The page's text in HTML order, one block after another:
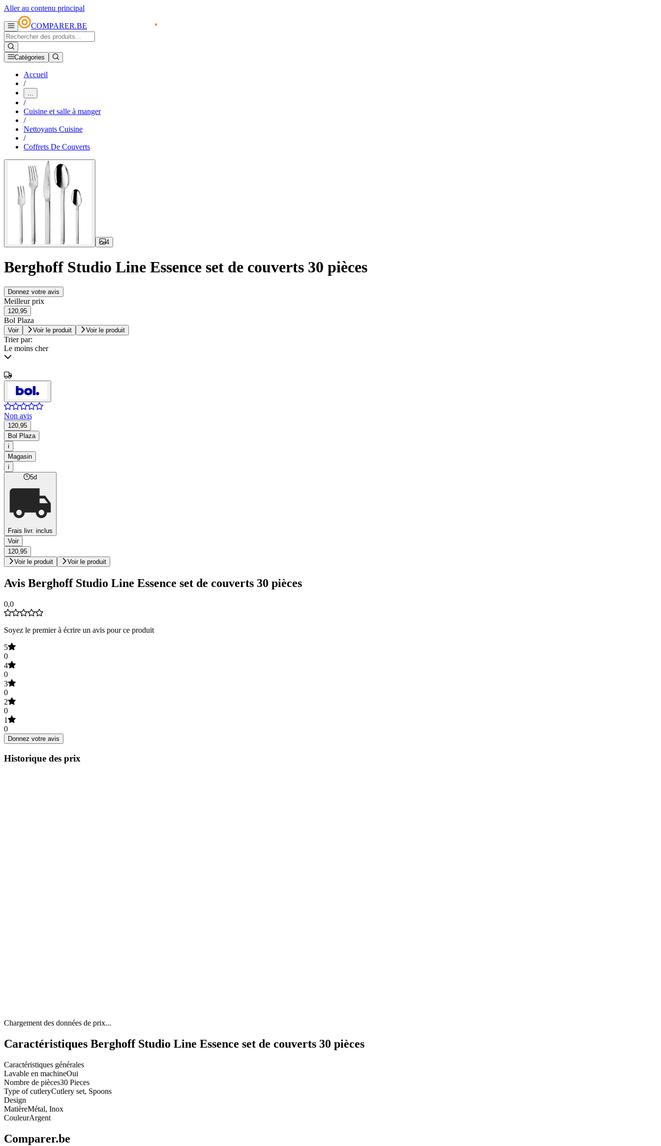
Aller au contenu principal
COMPARER.BE
Catégories
Accueil
/
...
/
Cuisine et salle à manger
/
Nettoyants Cuisine
/
Coffrets De Couverts
4
Berghoff Studio Line Essence set de couverts 30 pièces
Donnez votre avis
Meilleur prix
120,95
Bol Plaza
Voir Voir le produit Voir le produit
Trier par:
Le moins cher
Non avis
120,95
Bol Plaza
i
Magasin
i
5d
Frais livr. inclus
Voir
120,95
Voir le produit
Voir le produit
Avis Berghoff Studio Line Essence set de couverts 30 pièces
0,0
Soyez le premier à écrire un avis pour ce produit
5
0
4
0
3
0
2
0
1
0
Donnez votre avis
Historique des prix
Chargement des données de prix...
Caractéristiques Berghoff Studio Line Essence set de couverts 30 pièces
Caractéristiques générales
Lavable en machineOui
Nombre de pièces30 Pieces
Type of cutleryCutlery set, Spoons
Design
MatièreMétal, Inox
CouleurArgent
Comparer.be